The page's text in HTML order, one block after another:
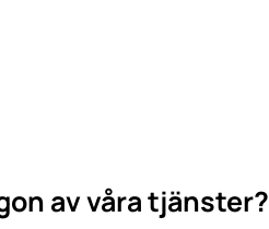
av våra tjänster?